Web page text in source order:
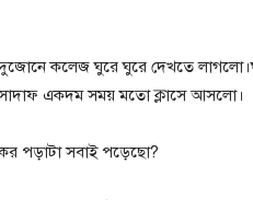
কলেজ ঘুরে ঘুরে দেখতে
সাদাফ একদম সময় মতো ক্লাসে আসলো।
পড়াটা সবাই পড়েছো?